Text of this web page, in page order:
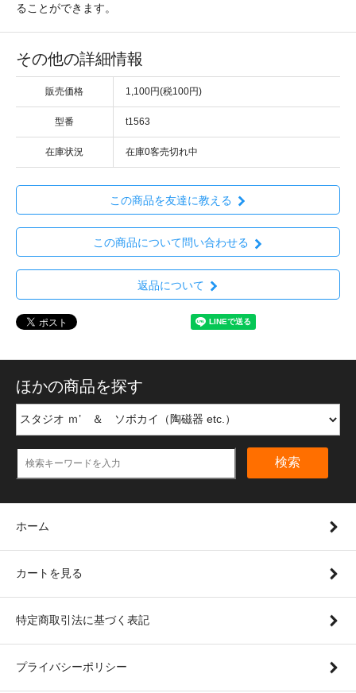
ることができます。
その他の詳細情報
販売価格 1,100円(税100円)
型番 t1563
在庫状況 在庫0客売切れ中
この商品を友達に教える
この商品について問い合わせる
返品について
ほかの商品を探す
検索
ホーム
カートを見る
特定商取引法に基づく表記
プライバシーポリシー